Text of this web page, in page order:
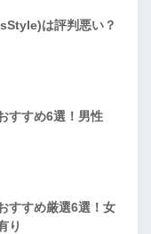
は評判悪い？
すすめ6選！男性
すすめ厳選6選！女
り